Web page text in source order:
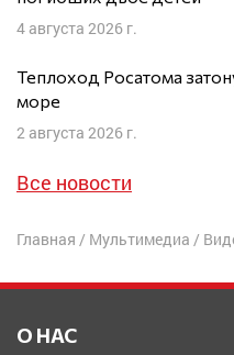
4 августа 2026 г.
Теплоход Росатома
море
2 августа 2026 г.
Все новости
Главная / Мультимедиа /
О НАС